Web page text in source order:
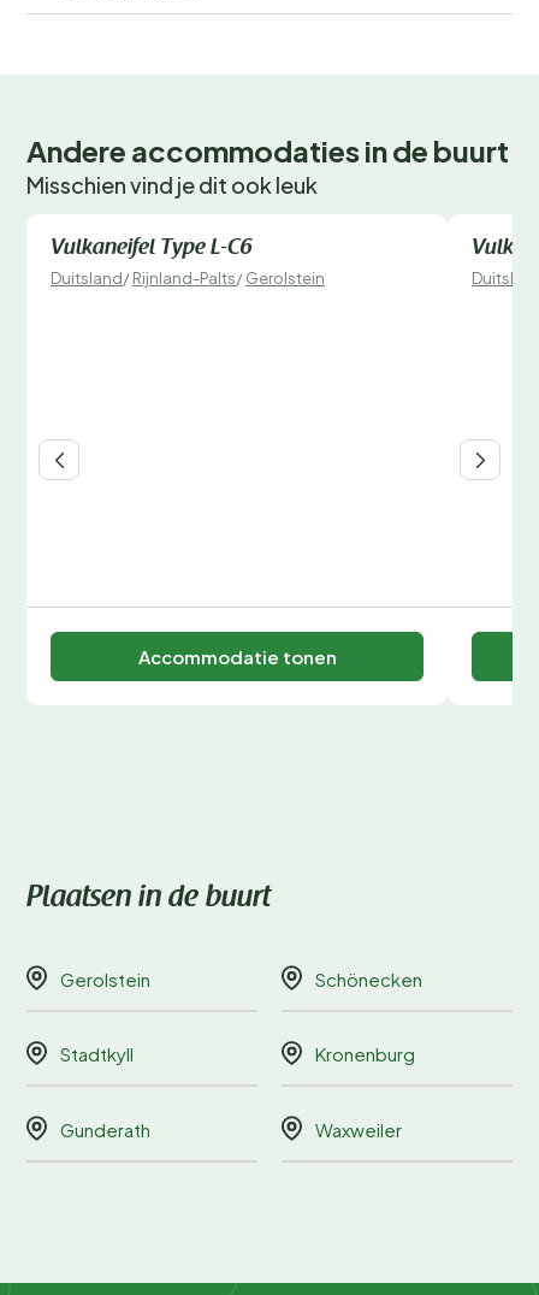
Andere accommodaties in de buurt
Misschien vind je dit ook leuk
Direct te boeken
Vulkaneifel Type L-C6
Duitsland/Rijnland-Palts/Gerolstein
Accommodatie tonen
Direct
Plaatsen in de buurt
Gerolstein Schönecken
Stadtkyll Kronenburg
Gunderath Waxweiler